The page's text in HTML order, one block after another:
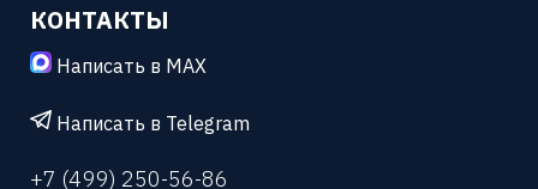
КОНТАКТЫ
Написать в MAX
Написать в Telegram
+7 (499) 250-56-86